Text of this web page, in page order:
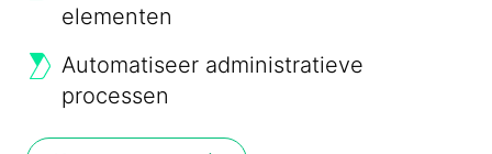
elementen
Automatiseer administratieve
processen